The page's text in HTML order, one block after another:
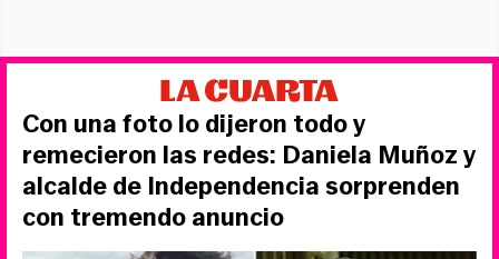
Con una foto lo dijeron todo y
remecieron las redes: Daniela Muñoz y
alcalde de Independencia sorprenden
con tremendo anuncio